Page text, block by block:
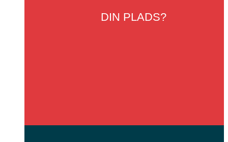
DIN PLADS?